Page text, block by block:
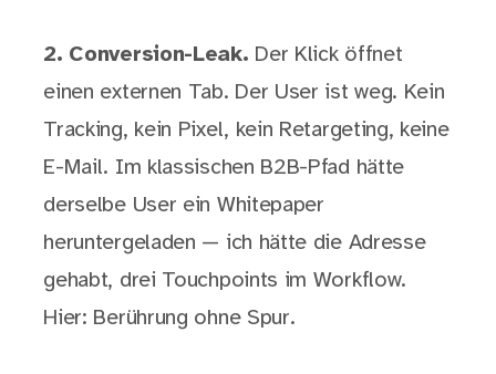
2. Conversion-Leak. Der Klick öffnet
einen externen Tab. Der User ist weg. Kein
Tracking, kein Pixel, kein Retargeting, keine
E-Mail. Im klassischen B2B-Pfad hätte
derselbe User ein Whitepaper
heruntergeladen — ich hätte die Adresse
gehabt, drei Touchpoints im Workflow.
Hier: Berührung ohne Spur.